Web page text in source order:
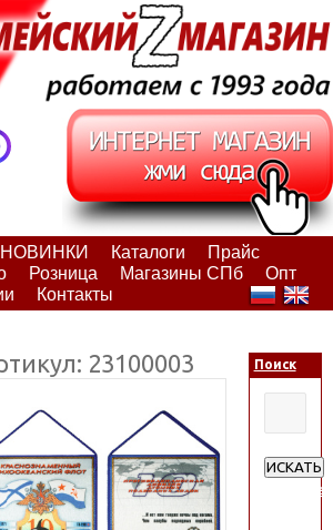
НОВИНКИ Каталоги
Прайс
Розница Магазины СПб
Опт
Контакты
23100003 Поиск
ИСКАТЬ